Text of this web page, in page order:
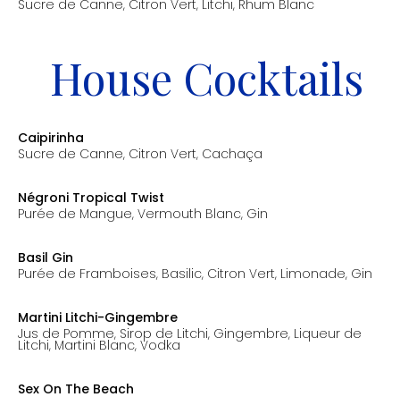
Sucre de Canne, Citron Vert, Litchi, Rhum Blanc
House Cocktails
Caipirinha
Sucre de Canne, Citron Vert, Cachaça
Négroni Tropical Twist
Purée de Mangue, Vermouth Blanc, Gin
Basil Gin
Purée de Framboises, Basilic, Citron Vert, Limonade, Gin
Martini Litchi-Gingembre
Jus de Pomme, Sirop de Litchi, Gingembre, Liqueur de
Litchi, Martini Blanc, Vodka
Sex On The Beach